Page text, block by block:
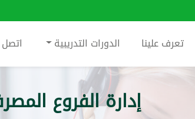
تعرف علينا الدورات التدريبية اتصل
إدارة الفروع